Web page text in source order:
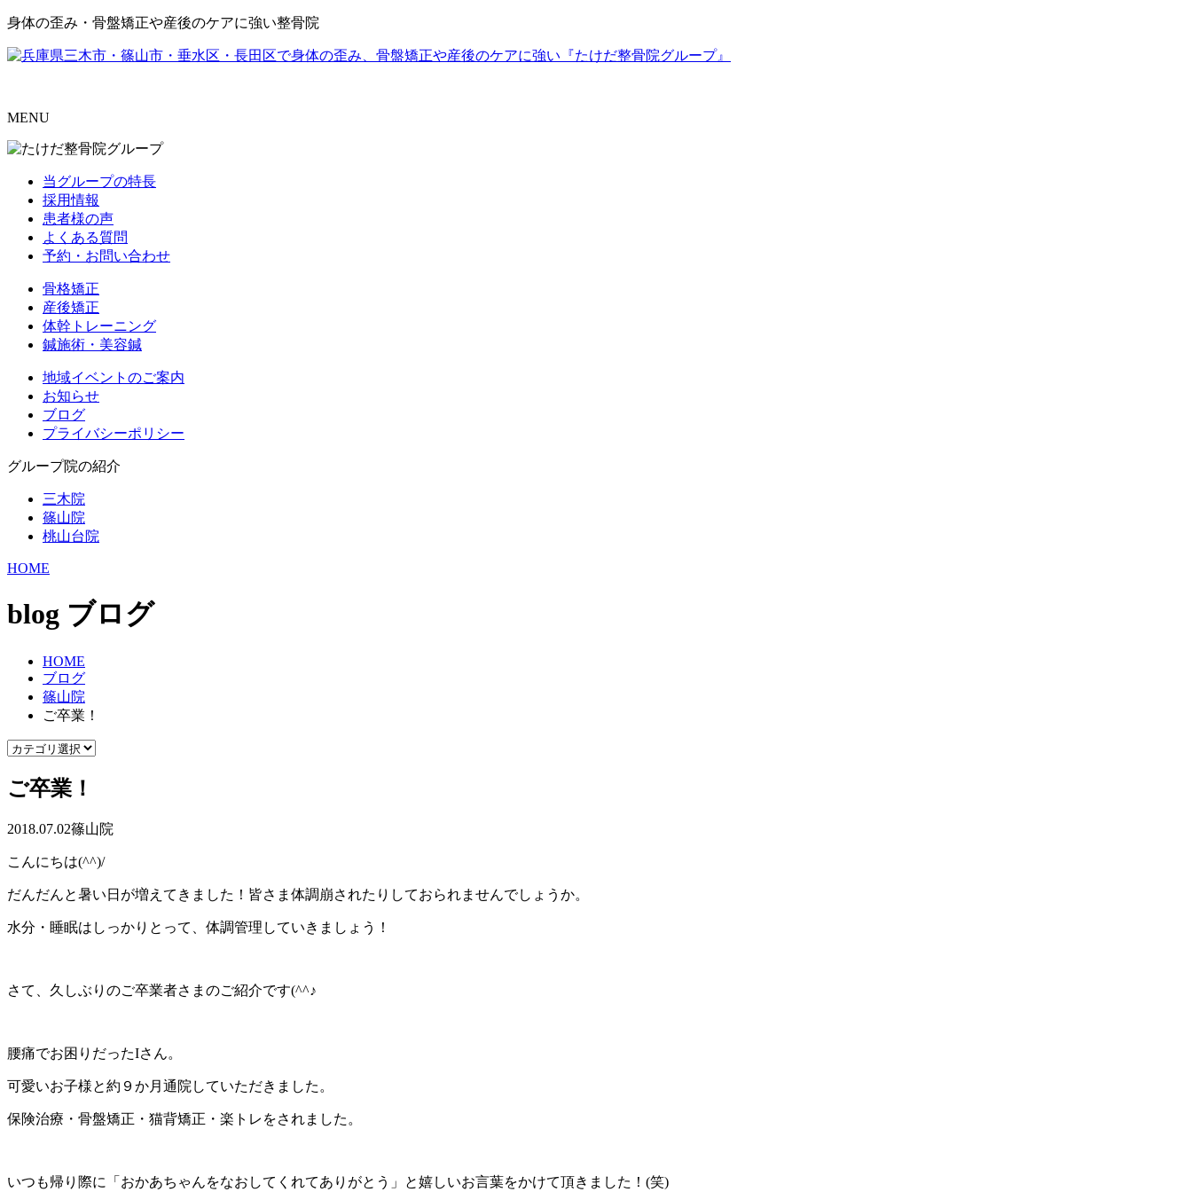
身体の歪み・骨盤矯正や産後のケアに強い整骨院
MENU
当グループの特長
採用情報
患者様の声
よくある質問
予約・お問い合わせ
骨格矯正
産後矯正
体幹トレーニング
鍼施術・美容鍼
地域イベントのご案内
お知らせ
ブログ
プライバシーポリシー
グループ院の紹介
三木院
篠山院
桃山台院
HOME
blog ブログ
HOME
ブログ
篠山院
ご卒業！
ご卒業！
2018.07.02篠山院
こんにちは(^^)/
だんだんと暑い日が増えてきました！皆さま体調崩されたりしておられませんでしょうか。
水分・睡眠はしっかりとって、体調管理していきましょう！
さて、久しぶりのご卒業者さまのご紹介です(^^♪
腰痛でお困りだったIさん。
可愛いお子様と約９か月通院していただきました。
保険治療・骨盤矯正・猫背矯正・楽トレをされました。
いつも帰り際に「おかあちゃんをなおしてくれてありがとう」と嬉しいお言葉をかけて頂きました！(笑)